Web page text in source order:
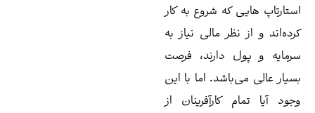
هایی که شروع به کار
و از نظر مالی نیاز به
و پول دارند، فرصت
عالی می‌باشد. اما با این
آیا تمام کارآفرینان از